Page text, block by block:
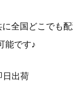
全国どこでも
能です♪
日出荷